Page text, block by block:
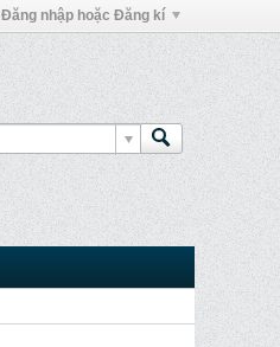
Đăng nhập hoặc Đăng kí